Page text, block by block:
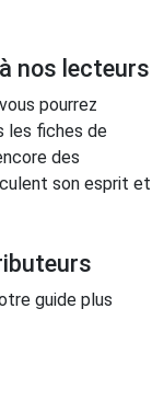
nos lecteurs
pourrez
les fiches de
des
son esprit et
guide plus